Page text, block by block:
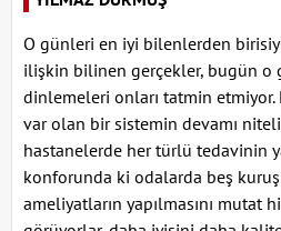
O günleri en iyi bilenlerden
ilişkin bilinen gerçekler, bugün o
dinlemeleri onları tatmin
var olan bir sistemin devamı
hastanelerde her türlü tedavinin
konforunda ki odalarda beş
ameliyatların yapılmasını mutat